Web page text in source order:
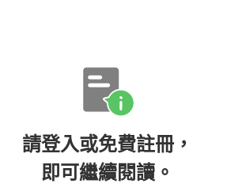
請登入或免費註冊，
即可繼續閱讀。